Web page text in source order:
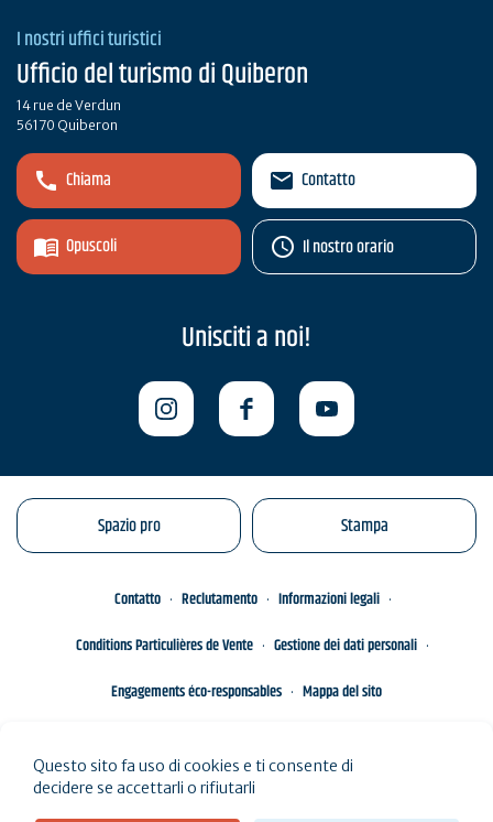
I nostri uffici turistici
Ufficio del turismo di Quiberon
14 rue de Verdun
56170 Quiberon
Chiama
Opuscoli
Contatto
Il nostro orario
Unisciti a noi!
Spazio pro Stampa
Contatto Reclutamento
Informazioni legali
Conditions Particulières de Vente
Gestione dei dati personali
Engagements éco-responsables
Mappa del sito
Questo sito fa uso di cookies e ti consente di
decidere se accettarli o rifiutarli